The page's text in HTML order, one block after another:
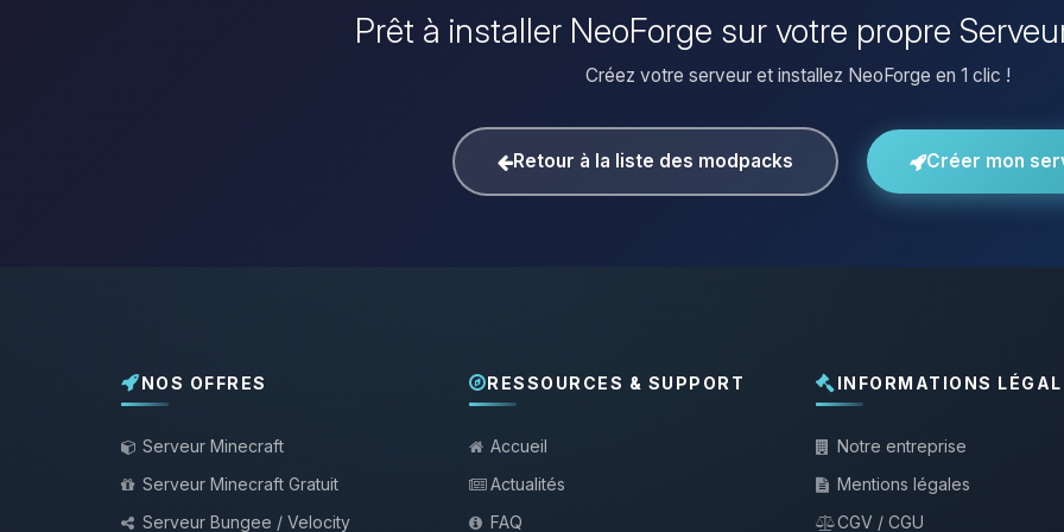
Prêt à installer NeoForge sur votre propre
Créez votre serveur et installez NeoForge en 1 clic !
Retour à la liste des modpacks Créer mon
NOS OFFRES
Serveur Minecraft
Serveur Minecraft Gratuit
Serveur Bungee / Velocity
RESSOURCES & SUPPORT
Accueil
Actualités
FAQ
INFORMATIONS
Notre entreprise
Mentions légales
CGV / CGU